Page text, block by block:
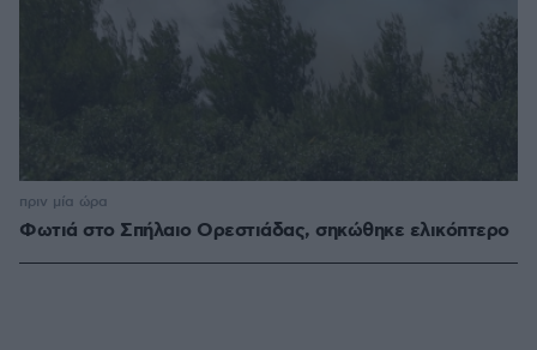
Φωτιά στο Σπήλαιο Ορεστιάδας, σηκώθηκε ελικόπτερο
πριν μία ώρα